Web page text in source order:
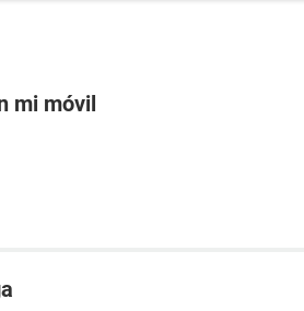
mi móvil